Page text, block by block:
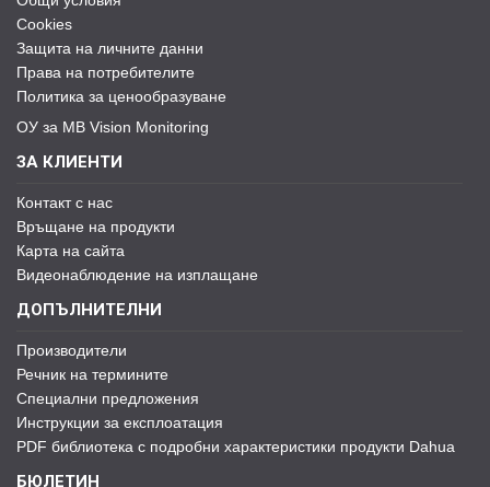
Cookies
Защита на личните данни
Права на потребителите
Политика за ценообразуване
ОУ за MB Vision Monitoring
ЗА КЛИЕНТИ
Контакт с нас
Връщане на продукти
Карта на сайта
Видеонаблюдение на изплащане
ДОПЪЛНИТЕЛНИ
Производители
Речник на термините
Специални предложения
Инструкции за експлоатация
PDF библиотека с подробни характеристики продукти Dahua
БЮЛЕТИН